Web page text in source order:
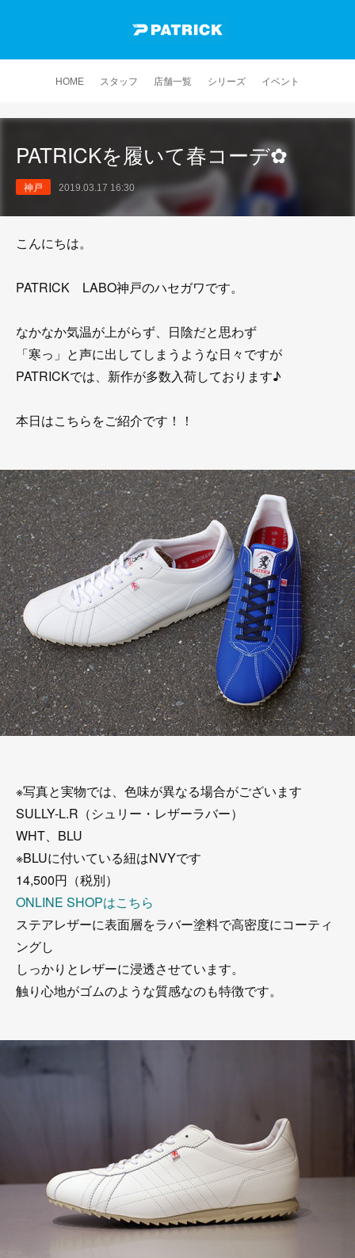
HOME スタッフ 店舗一覧 シリーズ イベント
PATRICKを履いて春コーデ✿
神戸 2019.03.17 16:30
こんにちは。
PATRICK LABO神戸のハセガワです。
なかなか気温が上がらず、日陰だと思わず
「寒っ」と声に出してしまうような日々ですが
PATRICKでは、新作が多数入荷しております♪
本日はこちらをご紹介です！！
※写真と実物では、色味が異なる場合がございます
SULLY-L.R（シュリー・レザーラバー）
WHT、BLU
※BLUに付いている紐はNVYです
14,500円（税別）
ONLINE SHOPはこちら
ステアレザーに表面層をラバー塗料で高密度にコーティ
ングし
しっかりとレザーに浸透させています。
触り心地がゴムのような質感なのも特徴です。